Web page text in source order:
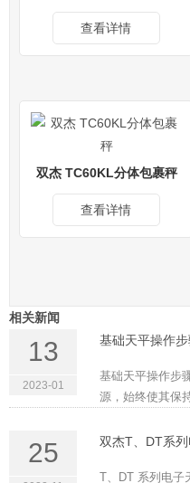
查看详情
双杰 TC60KL分体包裹秤
查看详情
相关新闻
13
2023-01
基础天平操作步
基础天平操作步
源，始终使其保
25 双杰T、DT系
T、DT 系列电子